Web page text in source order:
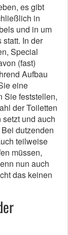
es gibt
in
und in um
In der
Special
(fast)
Aufbau
eine
Sie feststellen,
der Toiletten
und auch
dutzenden
teilweise
müssen,
nun auch
das keinen